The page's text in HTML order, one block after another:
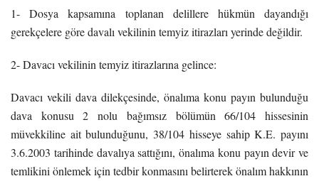
1- Dosya kapsamına toplanan delillere hükmün dayandığı
gerekçelere göre davalı vekilinin temyiz itirazları yerinde değildir.
2- Davacı vekilinin temyiz itirazlarına gelince:
Davacı vekili dava dilekçesinde, önalıma konu payın bulunduğu
dava konusu 2 nolu bağımsız bölümün 66/104 hissesinin
müvekkiline ait bulunduğunu, 38/104 hisseye sahip K.E. payını
3.6.2003 tarihinde davalıya sattığını, önalıma konu payın devir ve
temlikini önlemek için tedbir konmasını belirterek önalım hakkının